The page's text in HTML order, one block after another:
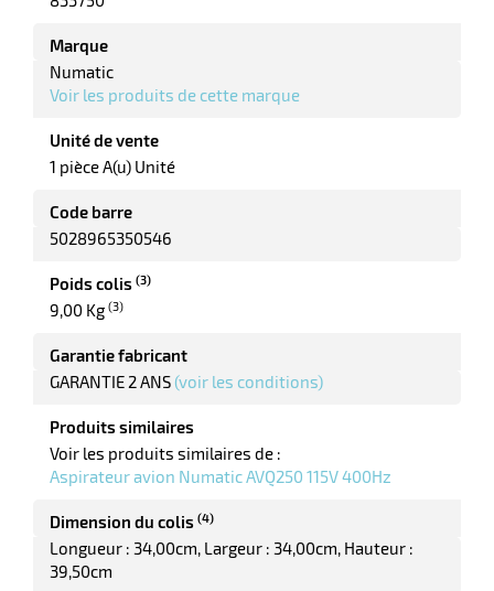
Marque
Numatic
Voir les produits de cette marque
Unité de vente
1 pièce A(u) Unité
Code barre
5028965350546
Poids colis (3)
9,00 Kg (3)
Garantie fabricant
GARANTIE 2 ANS (voir les conditions)
Produits similaires
Voir les produits similaires de :
Aspirateur avion Numatic AVQ250 115V 400Hz
Dimension du colis (4)
Longueur : 34,00cm Largeur : 34,00cm Hauteur :
39,50cm